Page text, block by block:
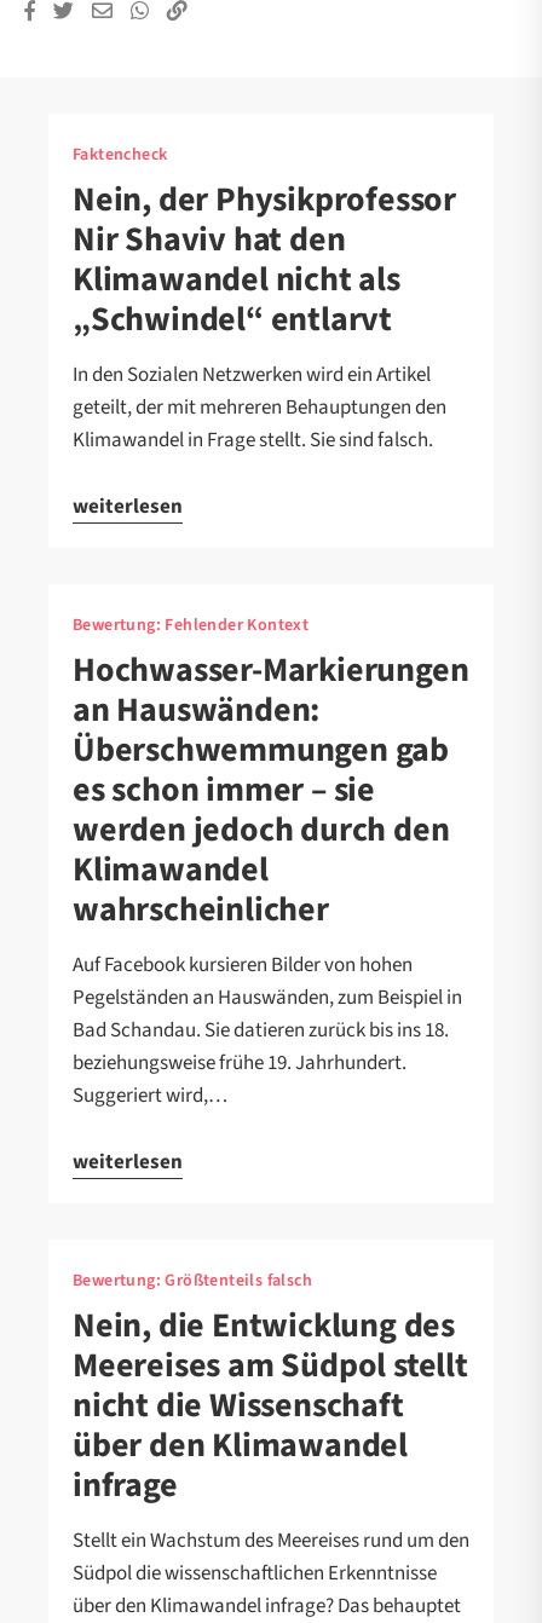
Faktencheck
Nein, der Physikprofessor
Nir Shaviv hat den
Klimawandel nicht als
„Schwindel“ entlarvt
In den Sozialen Netzwerken wird ein Artikel
geteilt, der mit mehreren Behauptungen den
Klimawandel in Frage stellt. Sie sind falsch.
weiterlesen
Bewertung: Fehlender Kontext
Hochwasser-Markierungen
an Hauswänden:
Überschwemmungen gab
es schon immer – sie
werden jedoch durch den
Klimawandel
wahrscheinlicher
Auf Facebook kursieren Bilder von hohen
Pegelständen an Hauswänden, zum Beispiel in
Bad Schandau. Sie datieren zurück bis ins 18.
beziehungsweise frühe 19. Jahrhundert.
Suggeriert wird,…
weiterlesen
Bewertung:Größtenteils falsch
Nein, die Entwicklung des
Meereises am Südpol stellt
nicht die Wissenschaft
über den Klimawandel
infrage
Stellt ein Wachstum des Meereises rund um den
Südpol die wissenschaftlichen Erkenntnisse
über den Klimawandel infrage? Das behauptet